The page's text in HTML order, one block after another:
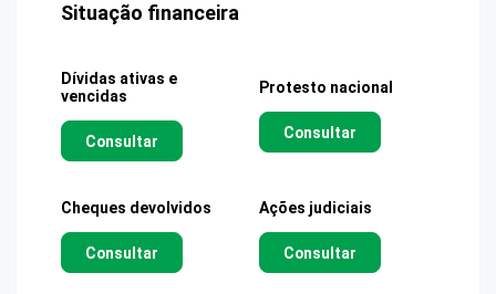
Situação financeira
Dívidas ativas e
vencidas
Consultar
Protesto nacional
Consultar
Cheques devolvidos
Consultar
Ações judiciais
Consultar